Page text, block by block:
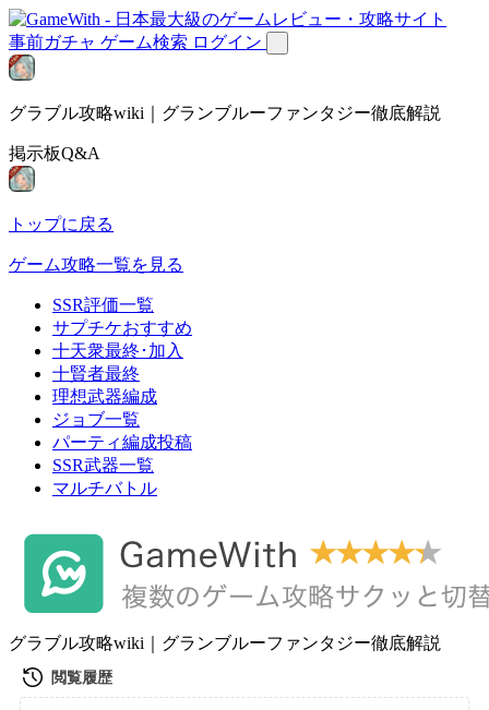
事前ガチャ ゲーム検索 ログイン
グラブル攻略wiki｜グランブルーファンタジー徹底解説
掲示板Q&A
トップに戻る
ゲーム攻略一覧を見る
SSR評価一覧
サプチケおすすめ
十天衆最終･加入
十賢者最終
理想武器編成
ジョブ一覧
パーティ編成投稿
SSR武器一覧
マルチバトル
グラブル攻略wiki｜グランブルーファンタジー徹底解説